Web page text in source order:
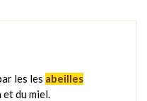
les les abeilles
du miel.